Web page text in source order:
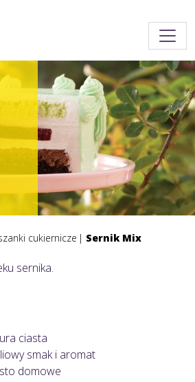
cukiernicze Sernik Mix
sernika.
ciasta
smak i aromat
domowe